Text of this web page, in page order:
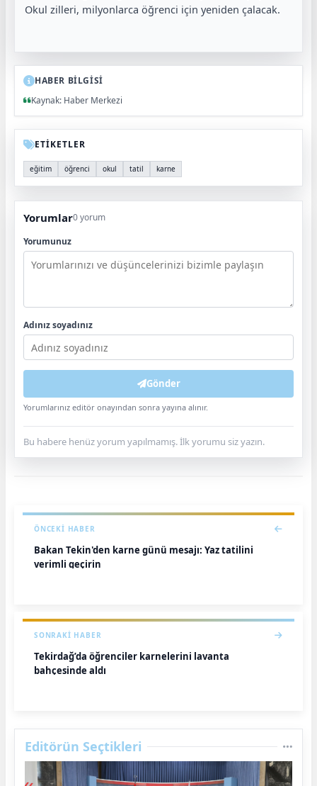
Okul zilleri, milyonlarca öğrenci için yeniden çalacak.
HABER BİLGİSİ
Kaynak: Haber Merkezi
ETİKETLER
eğitim öğrenci okul tatil karne
Yorumlar0 yorum
Yorumunuz
Adınız soyadınız
Gönder
Yorumlarınız editör onayından sonra yayına alınır.
Bu habere henüz yorum yapılmamış. İlk yorumu siz yazın.
ÖNCEKI HABER
Bakan Tekin'den karne günü mesajı: Yaz tatilini
verimli geçirin
SONRAKI HABER
Tekirdağ’da öğrenciler karnelerini lavanta
bahçesinde aldı
Editörün Seçtikleri